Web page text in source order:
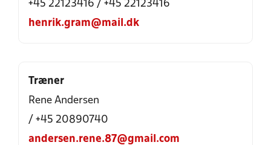
+45 22123416 / +45 22123416
henrik.gram@mail.dk
Træner
Rene Andersen
/ +45 20890740
andersen.rene.87@gmail.com